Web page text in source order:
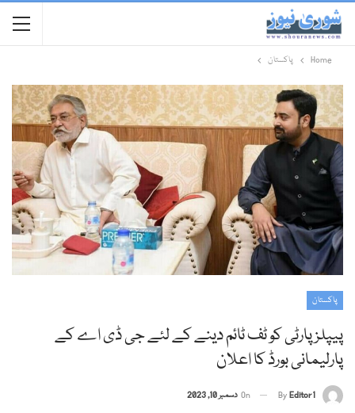
Home پاکستان
پاکستان
پیپلزپارٹی کو ٹف ٹائم دینے کے لئے جی ڈی اے کے
پارلیمانی بورڈ کا اعلان
ByEditor1
On دسمبر 10, 2023